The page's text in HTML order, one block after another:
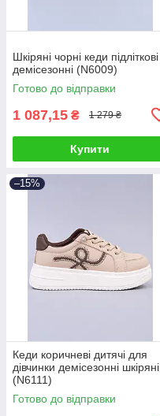
Шкіряні чорні кеди підліткові
демісезонні (N6009)
Готово до відправки
1 087,15 ₴ 1 279 ₴
Купити
–15%
Кеди коричневі дитячі для
дівчинки демісезонні шкіряні
(N6111)
Готово до відправки